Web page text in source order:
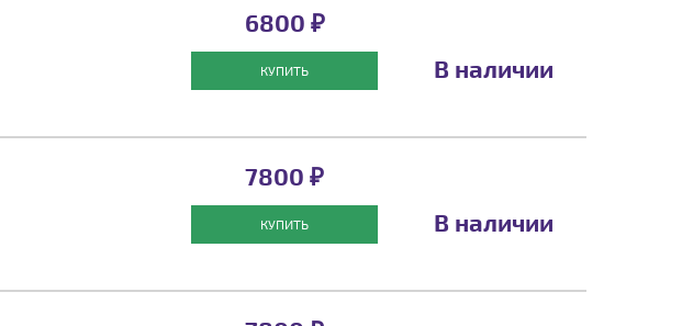
6800 ₽
КУПИТЬ В наличии
7800 ₽
КУПИТЬ В наличии